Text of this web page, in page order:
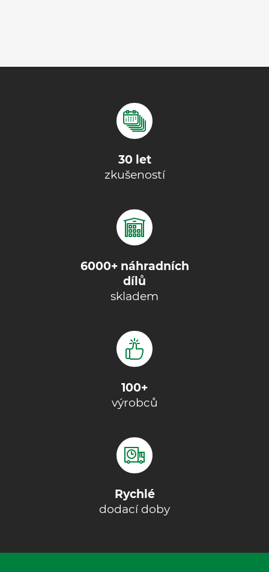
30 let
zkušeností
6000+ náhradních
dílů
skladem
100+
výrobců
Rychlé
dodací doby